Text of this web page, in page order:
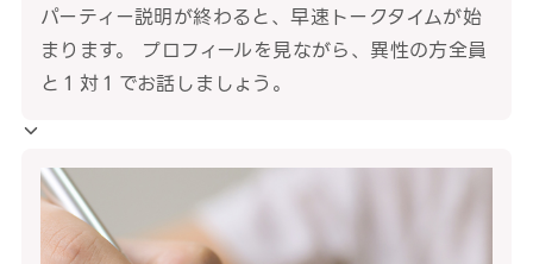
パーティー説明が終わると、早速トークタイムが始
まります。 プロフィールを見ながら、異性の方全員
と１対１でお話しましょう。